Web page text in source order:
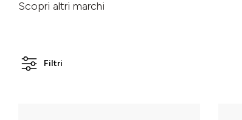
Scopri altri marchi
Filtri